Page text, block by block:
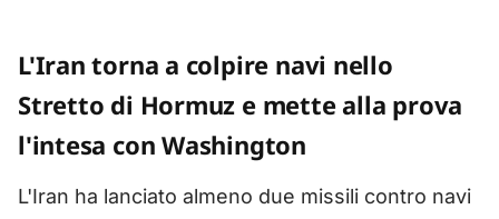
L'Iran torna a colpire navi nello
Stretto di Hormuz e mette alla prova
l'intesa con Washington
L'Iran ha lanciato almeno due missili contro navi